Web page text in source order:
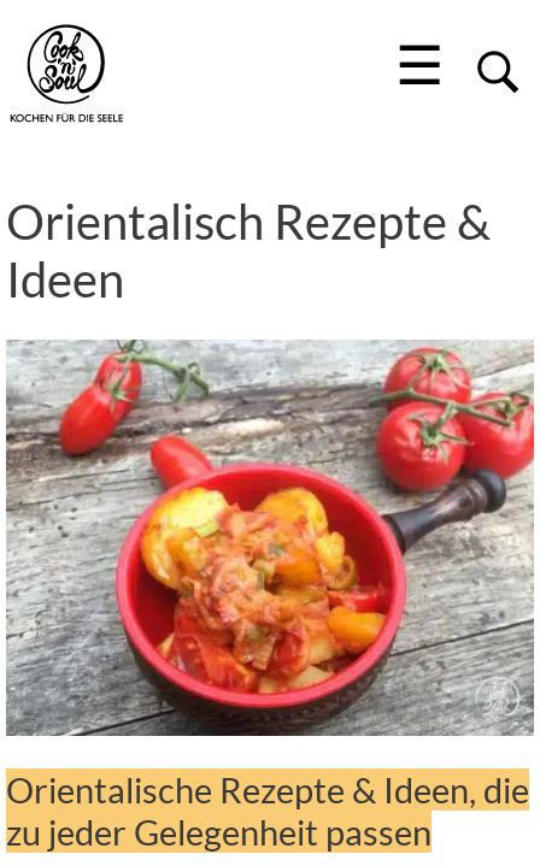
☰
Orientalisch Rezepte &
Ideen
Orientalische Rezepte & Ideen, die
zu jeder Gelegenheit passen